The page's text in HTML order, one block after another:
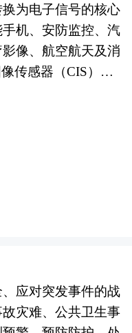
托智能电网建设推
刚需，形成了稳固
值。智能电表作为
的核心终端设备，
的关键职能，形成
、智能化转型持续
游配套体系成熟，
造到市场流通、安
产业生态，参与主
续深入研究的价
端、需求端、渠道
成化、全链条化的
高精度、多功能、
级，技术创新聚焦
多场景适配能力，
为电子信号的核心
机、安防监控、汽
像、航空航天及消
传感器（CIS）与
为绝对主流。作为
字之眼"，图像传感
造、光学封装及算
素规模、感光性
水平直接决定终端
是支撑万物智联与
术攻坚与国产替代
领域已形成较为完
5000万像素以下产
应对突发事件的战
灾难、公共卫生事